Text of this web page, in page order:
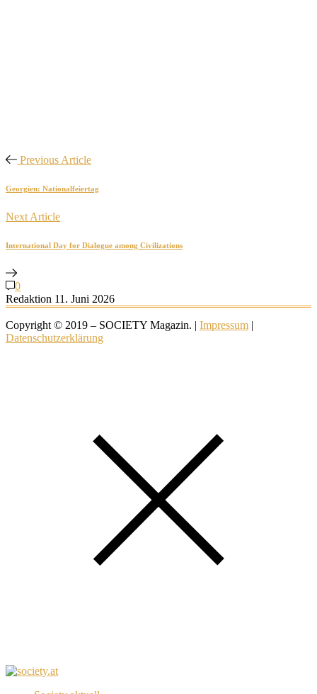
Previous Article
Georgien: Nationalfeiertag
Next Article
International Day for Dialogue among Civilizations
0
Redaktion 11. Juni 2026
Copyright © 2019 – SOCIETY Magazin. | Impressum |
Datenschutzerklärung